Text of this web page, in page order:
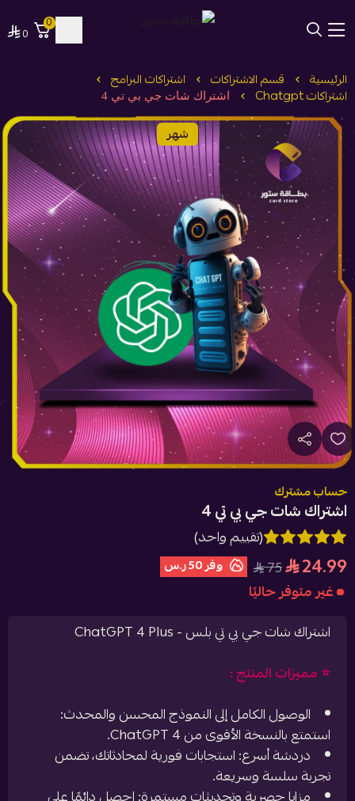
0
0
الرئيسية قسم الاشتراكات اشتراكات البرامج
اشتراكات Chatgpt اشتراك شات جي بي تي 4
شهر
حساب مشترك
اشتراك شات جي بي تي 4
(تقييم واحد)
24.99
75 وفر50 ر.س
غير متوفر حاليًا
اشتراك شات جي بي تي بلس - ChatGPT 4 Plus
⭐️ مميزات المنتج :
الوصول الكامل إلى النموذج المحسن والمحدث:
استمتع بالنسخة الأقوى من ChatGPT 4.
دردشة أسرع: استجابات فورية لمحادثاتك، تضمن
تجربة سلسة وسريعة.